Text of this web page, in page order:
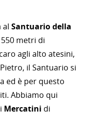
al Santuario della
metri di
agli alto atesini,
il Santuario si
ed è per questo
Abbiamo qui
Mercatini di